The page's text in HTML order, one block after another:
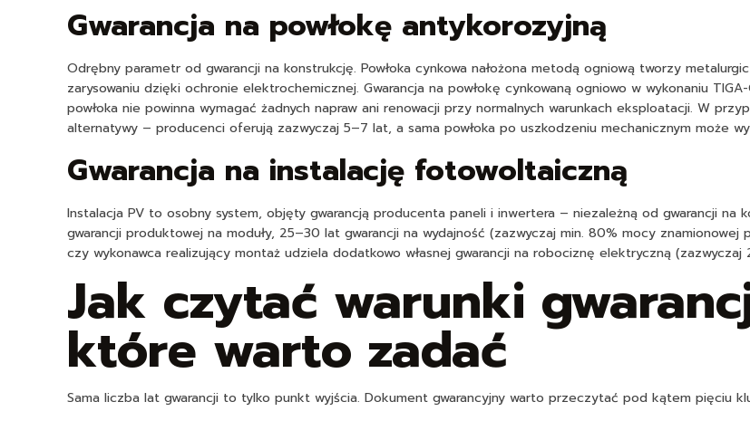
Gwarancja na powłokę antykorozyjną
Odrębny parametr od gwarancji na konstrukcję. Powłoka cynkowa nałożona metodą ogniową tworzy
zarysowaniu dzięki ochronie elektrochemicznej. Gwarancja na powłokę cynkowaną ogniowo w wykonaniu
powłoka nie powinna wymagać żadnych napraw ani renowacji przy normalnych warunkach eksploatacji. W
alternatywy – producenci oferują zazwyczaj 5–7 lat, a sama powłoka po uszkodzeniu mechanicznym może
Gwarancja na instalację fotowoltaiczną
Instalacja PV to osobny system, objęty gwarancją producenta paneli i inwertera – niezależną od gwarancji na
gwarancji produktowej na moduły, 25–30 lat gwarancji na wydajność (zazwyczaj min. 80% mocy
czy wykonawca realizujący montaż udziela dodatkowo własnej gwarancji na robociznę elektryczną (zazwyczaj
Jak czytać warunki
które warto zadać
Sama liczba lat gwarancji to tylko punkt wyjścia. Dokument gwarancyjny warto przeczytać pod kątem pięciu